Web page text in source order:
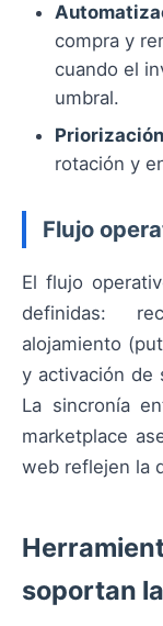
compra y
cuando el
umbral.
Priorización
rotación y
Flujo
El flujo
definidas:
alojamiento
y activación de
La sincronía
marketplace
web reflejen la
soportan